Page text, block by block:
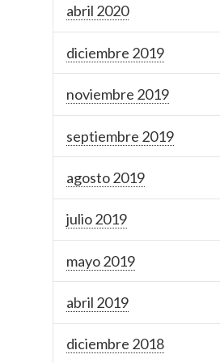
abril 2020
diciembre 2019
noviembre 2019
septiembre 2019
agosto 2019
julio 2019
mayo 2019
abril 2019
diciembre 2018